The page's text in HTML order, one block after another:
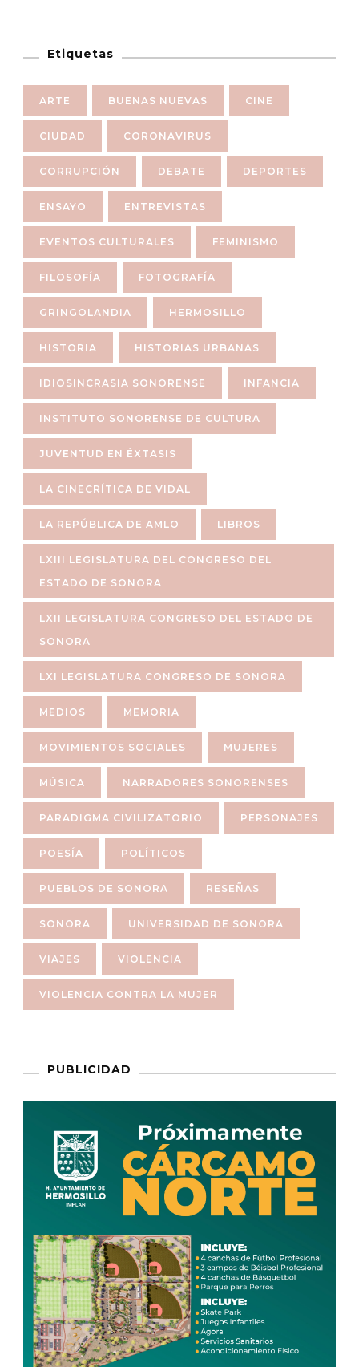
Etiquetas
ARTE BUENAS NUEVAS CINE
CIUDAD CORONAVIRUS
CORRUPCIÓN DEBATE DEPORTES
ENSAYO ENTREVISTAS
EVENTOS CULTURALES FEMINISMO
FILOSOFÍA FOTOGRAFÍA
GRINGOLANDIA HERMOSILLO
HISTORIA HISTORIAS URBANAS
IDIOSINCRASIA SONORENSE INFANCIA
INSTITUTO SONORENSE DE CULTURA
JUVENTUD EN ÉXTASIS
LA CINECRÍTICA DE VIDAL
LA REPÚBLICA DE AMLO LIBROS
LXIII LEGISLATURA DEL CONGRESO DEL
ESTADO DE SONORA
LXII LEGISLATURA CONGRESO DEL ESTADO DE
SONORA
LXI LEGISLATURA CONGRESO DE SONORA
MEDIOS MEMORIA
MOVIMIENTOS SOCIALES MUJERES
MÚSICA NARRADORES SONORENSES
PARADIGMA CIVILIZATORIO PERSONAJES
POESÍA POLÍTICOS
PUEBLOS DE SONORA RESEÑAS
SONORA UNIVERSIDAD DE SONORA
VIAJES VIOLENCIA
VIOLENCIA CONTRA LA MUJER
PUBLICIDAD